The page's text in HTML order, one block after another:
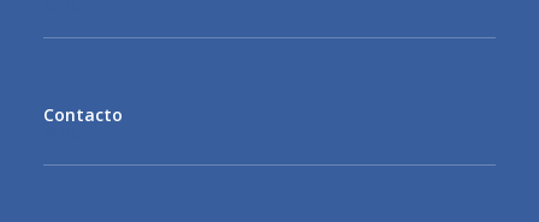
Contacto